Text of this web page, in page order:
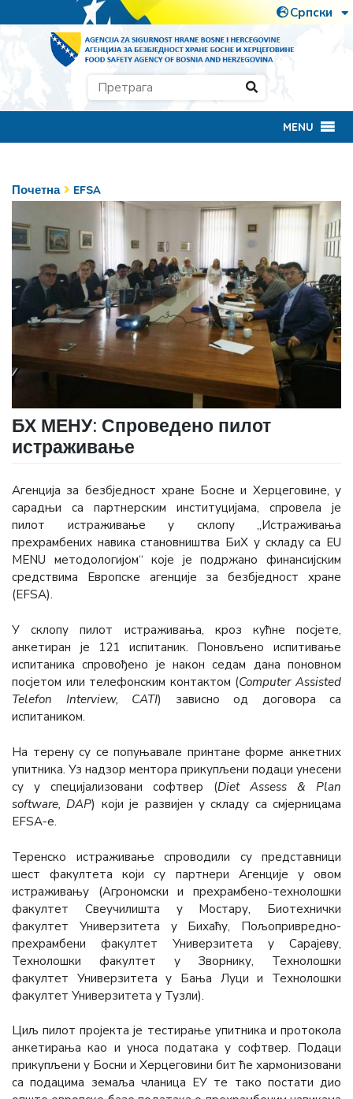
MENU
Почетна EFSA
БХ МЕНУ: Спроведено пилот
истраживање
Агенција за безбједност хране Босне и Херцеговине, у
сарадњи са партнерским институцијама, спровела је
пилот истраживање у склопу „Истраживања
прехрамбених навика становништва БиХ у складу са EU
MENU методологијом“ којe је подржанo финансијским
средствима Европске агенције за безбједност хране
(EFSA).
У склопу пилот истраживања, кроз кућне посјете,
анкетиран је 121 испитаник. Поновљено испитивање
испитаника спровођено је након седам дана поновном
посјетом или телефонским контактом (Computer Assisted
Telefon Interview, CATI) зависно од договора са
испитаником.
На терену су се попуњавале принтане форме анкетних
упитника. Уз надзор ментора прикупљени подаци унесени
су у специјализовани софтвер (Diet Assess & Plan
software, DAP) који је развијен у складу са смјерницама
EFSA-e.
Теренско истраживање спроводили су представници
шест факултета који су партнери Агенције у овом
истраживању (Агрономски и прехрамбено-технолошки
факултет Свеучилишта у Мостару, Биотехнички
факултет Универзитета у Бихаћу, Пољопривредно-
прехрамбени факултет Универзитета у Сарајеву,
Технолошки факултет у Зворнику, Технолошки
факултет Универзитета у Бања Луци и Технолошки
факултет Универзитета у Тузли).
Циљ пилот пројекта је тестирање упитника и протокола
анкетирања као и уноса података у софтвер. Подаци
прикупљени у Босни и Херцеговини бит ће хармонизовани
са подацима земаља чланица ЕУ те тако постати дио